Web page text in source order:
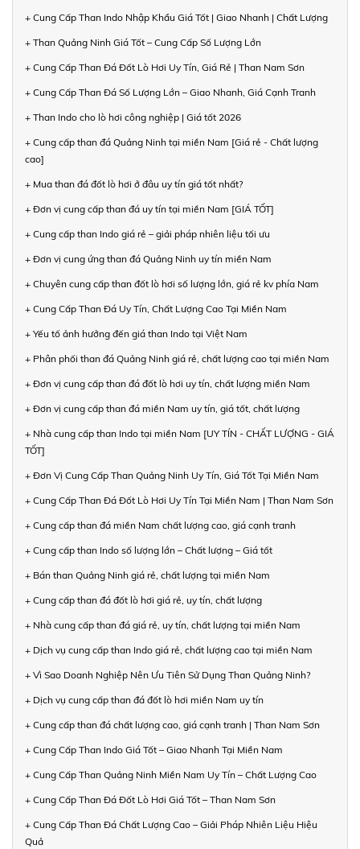
+ Cung Cấp Than Indo Nhập Khẩu Giá Tốt | Giao Nhanh | Chất Lượng
+ Than Quảng Ninh Giá Tốt – Cung Cấp Số Lượng Lớn
+ Cung Cấp Than Đá Đốt Lò Hơi Uy Tín, Giá Rẻ | Than Nam Sơn
+ Cung Cấp Than Đá Số Lượng Lớn – Giao Nhanh, Giá Cạnh Tranh
+ Than Indo cho lò hơi công nghiệp | Giá tốt 2026
+ Cung cấp than đá Quảng Ninh tại miền Nam [Giá rẻ - Chất lượng
cao]
+ Mua than đá đốt lò hơi ở đâu uy tín giá tốt nhất?
+ Đơn vị cung cấp than đá uy tín tại miền Nam [GIÁ TỐT]
+ Cung cấp than Indo giá rẻ – giải pháp nhiên liệu tối ưu
+ Đơn vị cung ứng than đá Quảng Ninh uy tín miền Nam
+ Chuyên cung cấp than đốt lò hơi số lượng lớn, giá rẻ kv phía Nam
+ Cung Cấp Than Đá Uy Tín, Chất Lượng Cao Tại Miền Nam
+ Yếu tố ảnh hưởng đến giá than Indo tại Việt Nam
+ Phân phối than đá Quảng Ninh giá rẻ, chất lượng cao tại miền Nam
+ Đơn vị cung cấp than đá đốt lò hơi uy tín, chất lượng miền Nam
+ Đơn vị cung cấp than đá miền Nam uy tín, giá tốt, chất lượng
+ Nhà cung cấp than Indo tại miền Nam [UY TÍN - CHẤT LƯỢNG - GIÁ
TỐT]
+ Đơn Vị Cung Cấp Than Quảng Ninh Uy Tín, Giá Tốt Tại Miền Nam
+ Cung Cấp Than Đá Đốt Lò Hơi Uy Tín Tại Miền Nam | Than Nam Sơn
+ Cung cấp than đá miền Nam chất lượng cao, giá cạnh tranh
+ Cung cấp than Indo số lượng lớn – Chất lượng – Giá tốt
+ Bán than Quảng Ninh giá rẻ, chất lượng tại miền Nam
+ Cung cấp than đá đốt lò hơi giá rẻ, uy tín, chất lượng
+ Nhà cung cấp than đá giá rẻ, uy tín, chất lượng tại miền Nam
+ Dịch vụ cung cấp than Indo giá rẻ, chất lượng cao tại miền Nam
+ Vì Sao Doanh Nghiệp Nên Ưu Tiên Sử Dụng Than Quảng Ninh?
+ Dịch vụ cung cấp than đá đốt lò hơi miền Nam uy tín
+ Cung cấp than đá chất lượng cao, giá cạnh tranh | Than Nam Sơn
+ Cung Cấp Than Indo Giá Tốt – Giao Nhanh Tại Miền Nam
+ Cung Cấp Than Quảng Ninh Miền Nam Uy Tín – Chất Lượng Cao
+ Cung Cấp Than Đá Đốt Lò Hơi Giá Tốt – Than Nam Sơn
+ Cung Cấp Than Đá Chất Lượng Cao – Giải Pháp Nhiên Liệu Hiệu
Quả